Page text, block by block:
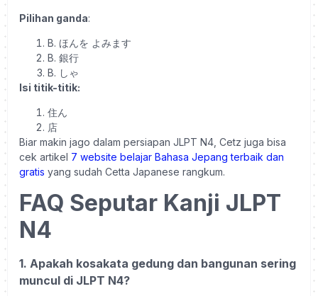
Pilihan ganda:
B. ほんを よみます
B. 銀行
B. しゃ
Isi titik-titik:
住ん
店
Biar makin jago dalam persiapan JLPT N4, Cetz juga bisa
cek artikel 7 website belajar Bahasa Jepang terbaik dan
gratis yang sudah Cetta Japanese rangkum.
FAQ Seputar Kanji JLPT
N4
1. Apakah kosakata gedung dan bangunan sering
muncul di JLPT N4?